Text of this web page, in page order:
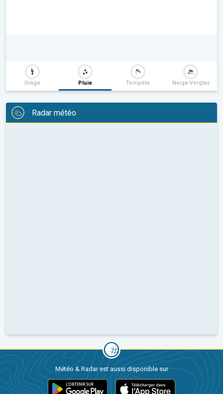
Orage Pluie Tempête Neige-Verglas
Radar météo
Météo & Radar est aussi disponible sur